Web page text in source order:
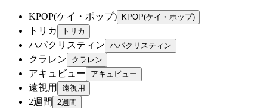
KPOP(ケイ・ポップ)
トリカ
ハパクリスティン
クラレン
アキュビュー
遠視用
2週間